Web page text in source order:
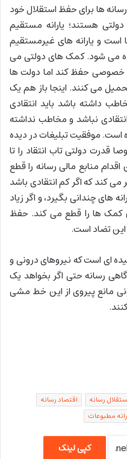
ها برای حفظ استقلال خود
هستند؛ یارانه مستقیم
و یارانه های غیرمستقیم
می شود. کمک های دولتی می
خصوصی حفظ کند اما دولت ها
می کنند. اینجا باز هم یک
داشته باشد باید انتقادی
نباشد و مخاطب نداشته
است. موفقیت تبلیغات در دیده
دولتی تاب انتقاد را تا
منابع مالی رسانه را قطع
کند که اگر کم انتقادی باشد
های چندانی بگیرد، و اگر زیاد
کمک ها را قطع می کند. حفظ
این تضاد است.
ای است که نیروهای درونی و
رسانه حتی اگر بخواهد یک
مانع پیروی از این خط مشی
رسانه
اقتصاد رسانه
مطبوعات
کپی لینک